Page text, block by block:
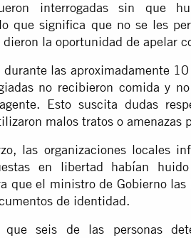
interrogadas sin que
que significa que no se les
dieron la oportunidad de apelar
durante las aproximadamente
no recibieron comida y
Esto suscita dudas
malos tratos o amenazas
las organizaciones locales
en libertad habían
que el ministro de Gobierno
de identidad.
seis de las personas